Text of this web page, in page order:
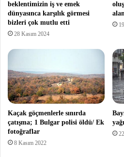
beklentimizin iş ve emek
dünyasınca karşılık görmesi
bizleri çok mutlu etti
28 Kasım 2024
Kaçak göçmenlerle sınırda
çatışma; 1 Bulgar polisi öldü/ Ek
fotoğraflar
8 Kasım 2022